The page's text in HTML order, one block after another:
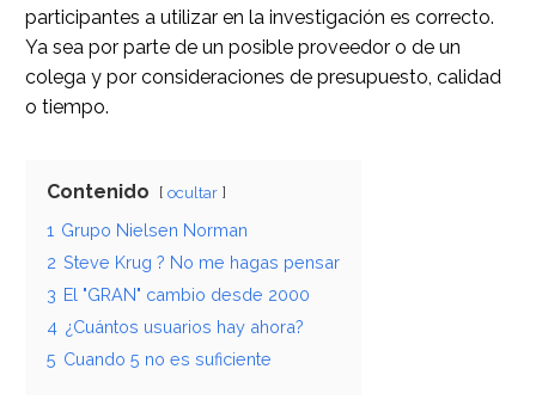
participantes a utilizar en la investigación es correcto.
Ya sea por parte de un posible proveedor o de un
colega y por consideraciones de presupuesto, calidad
o tiempo.
Contenido ocultar
1 Grupo Nielsen Norman
2 Steve Krug ? No me hagas pensar
3 El "GRAN" cambio desde 2000
4 ¿Cuántos usuarios hay ahora?
5 Cuando 5 no es suficiente